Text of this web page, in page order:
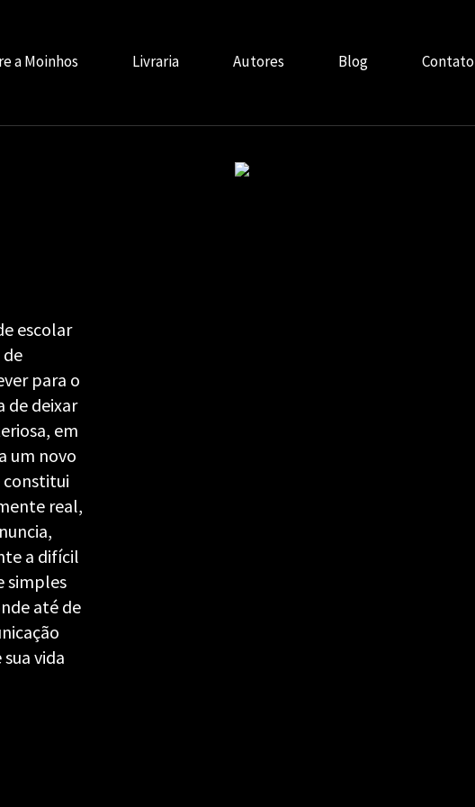
a Moinhos Livraria Autores Blog Contato
escolar
de
para o
de deixar
em
um novo
constitui
real,
a difícil
simples
até de
vida